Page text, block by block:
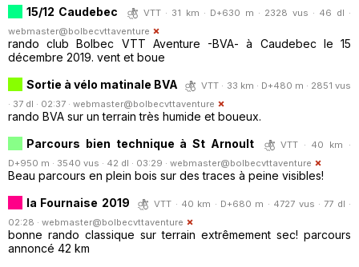
15/12 Caudebec
VTT · 31 km · D+630 m · 2328 vus · 46 dl ·
webmaster@bolbecvttaventure
rando club Bolbec VTT Aventure -BVA- à Caudebec le 15
décembre 2019. vent et boue
Sortie à vélo matinale BVA
VTT · 33 km · D+480 m · 2851 vus
· 37 dl · 02:37 · webmaster@bolbecvttaventure
rando BVA sur un terrain très humide et boueux.
Parcours bien technique à St Arnoult
VTT · 40 km ·
D+950 m · 3540 vus · 42 dl · 03:29 · webmaster@bolbecvttaventure
Beau parcours en plein bois sur des traces à peine visibles!
la Fournaise 2019
VTT · 40 km · D+680 m · 4727 vus · 77 dl ·
02:28 · webmaster@bolbecvttaventure
bonne rando classique sur terrain extrêmement sec! parcours
annoncé 42 km